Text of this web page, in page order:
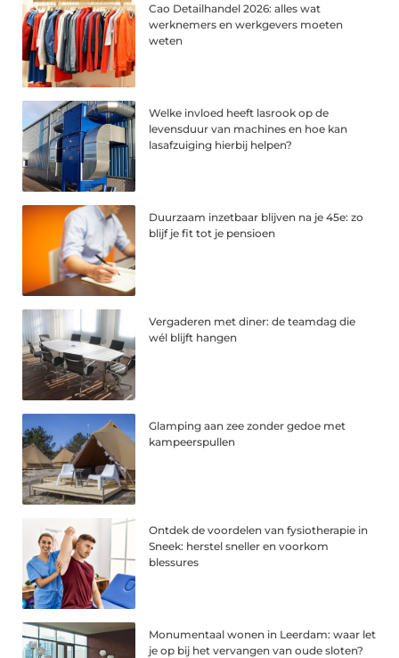
Cao Detailhandel 2026: alles wat
werknemers en werkgevers moeten
weten
Welke invloed heeft lasrook op de
levensduur van machines en hoe kan
lasafzuiging hierbij helpen?
Duurzaam inzetbaar blijven na je 45e: zo
blijf je fit tot je pensioen
Vergaderen met diner: de teamdag die
wél blijft hangen
Glamping aan zee zonder gedoe met
kampeerspullen
Ontdek de voordelen van fysiotherapie in
Sneek: herstel sneller en voorkom
blessures
Monumentaal wonen in Leerdam: waar let
je op bij het vervangen van oude sloten?